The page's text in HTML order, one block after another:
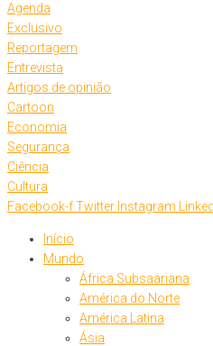
Agenda
Exclusivo
Reportagem
Entrevista
Artigos de opinião
Cartoon
Economia
Segurança
Ciência
Cultura
Facebook-fTwitter Instagram
Início
Mundo
África Subsaariana
América do Norte
América Latina
Ásia